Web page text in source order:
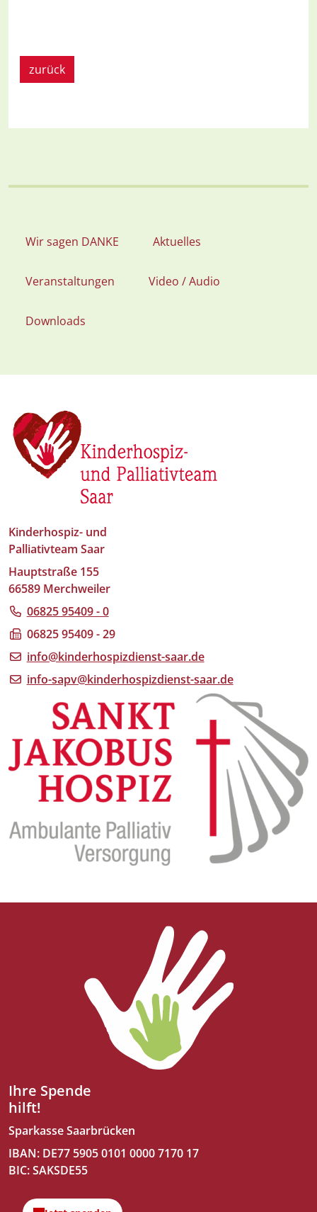
zurück
Wir sagen DANKE Aktuelles
Veranstaltungen Video / Audio
Downloads
Kinderhospiz- und
Palliativteam Saar
Hauptstraße 155
66589 Merchweiler
06825 95409 - 0
06825 95409 - 29
info@kinderhospizdienst-saar.de
info-sapv@kinderhospizdienst-saar.de
Ihre Spende
hilft!
Sparkasse Saarbrücken
IBAN: DE77 5905 0101 0000 7170 17
BIC: SAKSDE55